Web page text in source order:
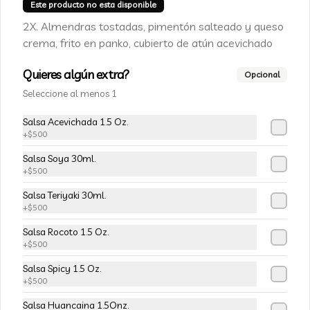
cebollín, envuelto en palta
Queso crema, champiñon furay y
cebollín frito en tempura.
$5.490$6.490
115-Vivian Rolls
Palta, champiñon furay, cebollín,
salsa teriyaki, cubierto de mix de papas
nativas
Este producto no esta disponible
2X. Almendras tostadas, pimentón salteado y queso
crema, frito en panko, cubierto de atún acevichado
Quieres algún extra? Opcional
Seleccione al menos 1
Salsa Acevichada 1.5 Oz.
+$500
Salsa Soya 30ml.
+$500
Salsa Teriyaki 30ml.
+$500
Salsa Rocoto 1.5 Oz.
+$500
Salsa Spicy 1.5 Oz.
+$500
Salsa Huancaina 1.5Onz.